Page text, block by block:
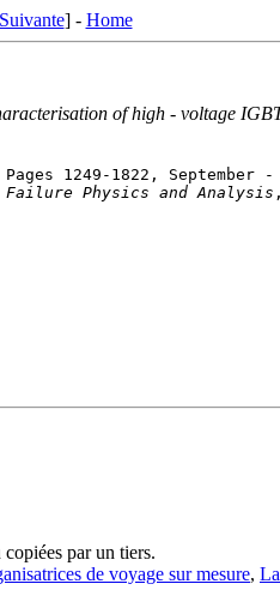
] - Home
of high - voltage
Physics and Analysis
par un tiers.
de voyage sur mesure,